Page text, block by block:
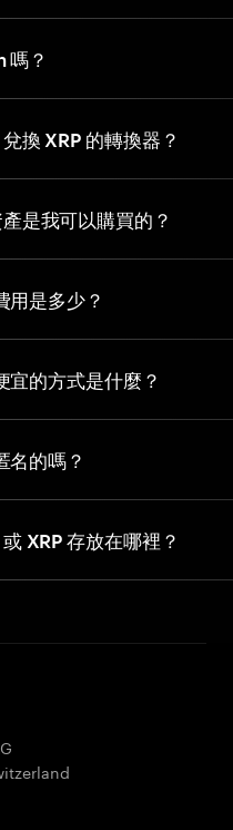
嗎？
換 XRP 的轉換器？
是我可以購買的？
用是多少？
宜的方式是什麼？
名的嗎？
XRP 存放在哪裡？